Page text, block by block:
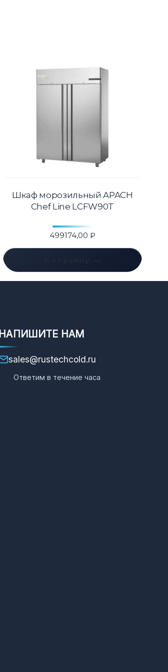
Шкаф морозильный APACH
Chef Line LCFW90T
499174,00 ₽
НАПИШИТЕ НАМ
sales@rustechcold.ru
Ответим в течение часа